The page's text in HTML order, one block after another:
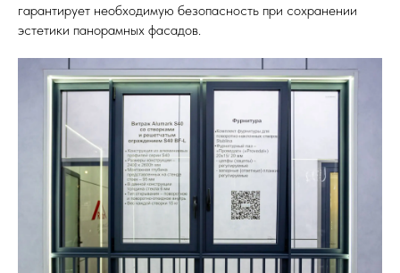
гарантирует необходимую безопасность при сохранении
эстетики панорамных фасадов.